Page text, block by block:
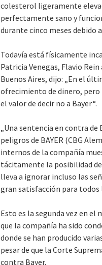
colesterol ligeramente
perfectamente sano y
durante cinco meses debido
Todavía está físicamente
Patricia Venegas, Flavio
Buenos Aires, dijo: „En el
ofrecimiento de dinero, pero
el valor de decir no a Bayer“.
„Una sentencia en contra
peligros de BAYER (CBG
internos de la compañía
tácitamente la posibilidad
lleva a ignorar incluso las
gran satisfacción para todos
Esto es la segunda vez en
que la compañía ha sido
donde se han producido
pesar de que la Corte
contra Bayer.